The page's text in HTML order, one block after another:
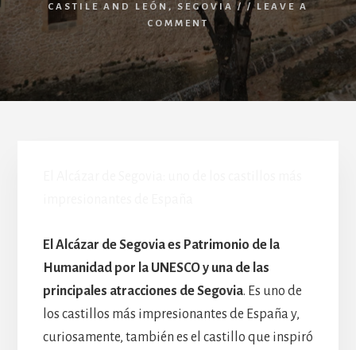
CASTILE AND LEÓN ,SEGOVIA / / LEAVE A
COMMENT
El Alcázar de Segovia es Patrimonio de la
Humanidad por la UNESCO y una de las
principales atracciones de Segovia. Es uno de
los castillos más impresionantes de España y,
curiosamente, también es el castillo que inspiró